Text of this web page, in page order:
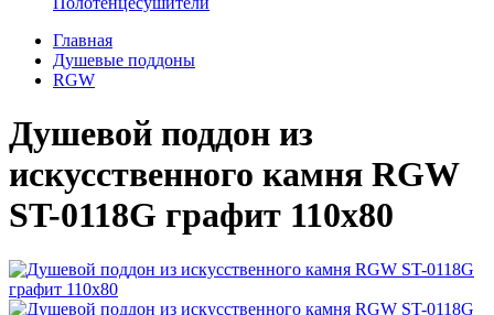
Главная
Душевые поддоны
RGW
Душевой поддон из
искусственного камня RGW
ST-0118G графит 110х80